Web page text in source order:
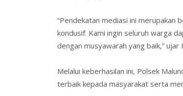
“Pendekatan mediasi ini
kondusif. Kami ingin seluruh warga
dengan musyawarah yang baik,” ujar
Melalui keberhasilan ini, Polsek
terbaik kepada masyarakat serta